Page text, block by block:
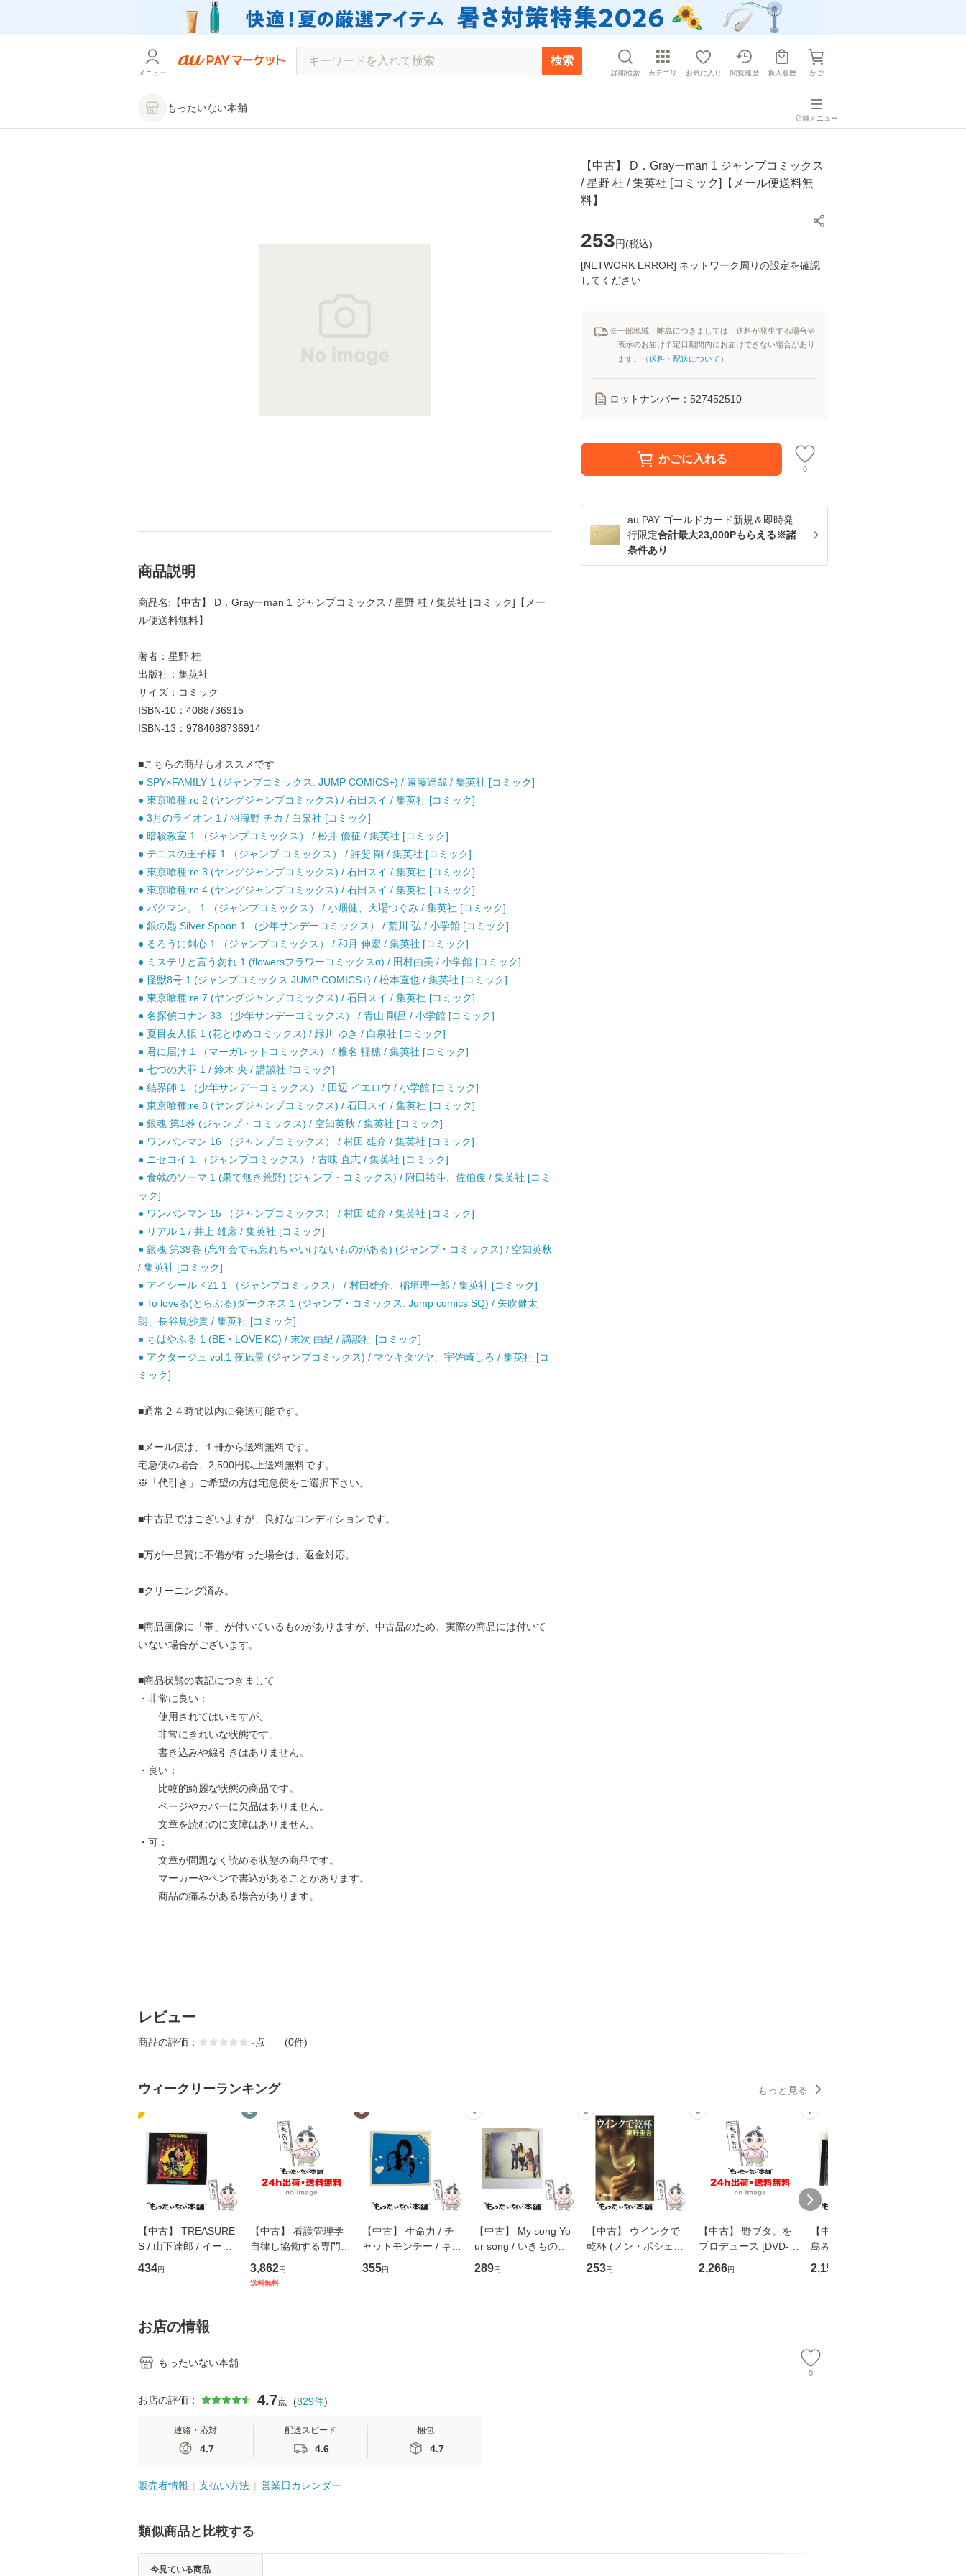
メニュー
検索
詳細検索 カテゴリ お気に入り 閲覧履歴 購入履歴 かご
もったいない本舗
店舗メニュー
【中古】 D．Grayーman 1 ジャンプコミックス
/ 星野 桂 / 集英社 [コミック]【メール便送料無
料】
253円(税込)
[NETWORK ERROR] ネットワーク周りの設定を確認
してください
※一部地域・離島につきましては、送料が発生する場合や
表示のお届け予定日期間内にお届けできない場合があり
ます。（送料・配送について ）
ロットナンバー： 527452510
かごに入れる
0
au PAY ゴールドカード新規＆即時発
行限定合計最大23,000Pもらえる※諸
条件あり
商品説明
商品名:【中古】 D．Grayーman 1 ジャンプコミックス / 星野 桂 / 集英社 [コミック]【メー
ル便送料無料】
著者：星野 桂
出版社：集英社
サイズ：コミック
ISBN-10：4088736915
ISBN-13：9784088736914
■こちらの商品もオススメです
● SPY×FAMILY 1 (ジャンプコミックス. JUMP COMICS+) / 遠藤達哉 / 集英社 [コミック]
● 東京喰種:re 2 (ヤングジャンプコミックス) / 石田スイ / 集英社 [コミック]
● 3月のライオン 1 / 羽海野 チカ / 白泉社 [コミック]
● 暗殺教室 1 （ジャンプコミックス） / 松井 優征 / 集英社 [コミック]
● テニスの王子様 1 （ジャンプ コミックス） / 許斐 剛 / 集英社 [コミック]
● 東京喰種:re 3 (ヤングジャンプコミックス) / 石田スイ / 集英社 [コミック]
● 東京喰種:re 4 (ヤングジャンプコミックス) / 石田スイ / 集英社 [コミック]
● バクマン。 1 （ジャンプコミックス） / 小畑健、大場つぐみ / 集英社 [コミック]
● 銀の匙 Silver Spoon 1 （少年サンデーコミックス） / 荒川 弘 / 小学館 [コミック]
● るろうに剣心 1 （ジャンプコミックス） / 和月 伸宏 / 集英社 [コミック]
● ミステリと言う勿れ 1 (flowersフラワーコミックスα) / 田村由美 / 小学館 [コミック]
● 怪獣8号 1 (ジャンプコミックス JUMP COMICS+) / 松本直也 / 集英社 [コミック]
● 東京喰種:re 7 (ヤングジャンプコミックス) / 石田スイ / 集英社 [コミック]
● 名探偵コナン 33 （少年サンデーコミックス） / 青山 剛昌 / 小学館 [コミック]
● 夏目友人帳 1 (花とゆめコミックス) / 緑川 ゆき / 白泉社 [コミック]
● 君に届け 1 （マーガレットコミックス） / 椎名 軽穂 / 集英社 [コミック]
● 七つの大罪 1 / 鈴木 央 / 講談社 [コミック]
● 結界師 1 （少年サンデーコミックス） / 田辺 イエロウ / 小学館 [コミック]
● 東京喰種:re 8 (ヤングジャンプコミックス) / 石田スイ / 集英社 [コミック]
● 銀魂 第1巻 (ジャンプ・コミックス) / 空知英秋 / 集英社 [コミック]
● ワンパンマン 16 （ジャンプコミックス） / 村田 雄介 / 集英社 [コミック]
● ニセコイ 1 （ジャンプコミックス） / 古味 直志 / 集英社 [コミック]
● 食戟のソーマ 1 (果て無き荒野) (ジャンプ・コミックス) / 附田祐斗、佐伯俊 / 集英社 [コミ
ック]
● ワンパンマン 15 （ジャンプコミックス） / 村田 雄介 / 集英社 [コミック]
● リアル 1 / 井上 雄彦 / 集英社 [コミック]
● 銀魂 第39巻 (忘年会でも忘れちゃいけないものがある) (ジャンプ・コミックス) / 空知英秋
/ 集英社 [コミック]
● アイシールド21 1 （ジャンプコミックス） / 村田雄介、稲垣理一郎 / 集英社 [コミック]
● To loveる(とらぶる)ダークネス 1 (ジャンプ・コミックス. Jump comics SQ) / 矢吹健太
朗、長谷見沙貴 / 集英社 [コミック]
● ちはやふる 1 (BE・LOVE KC) / 末次 由紀 / 講談社 [コミック]
● アクタージュ vol.1 夜凪景 (ジャンプコミックス) / マツキタツヤ、宇佐崎しろ / 集英社 [コ
ミック]
■通常２４時間以内に発送可能です。
■メール便は、１冊から送料無料です。
宅急便の場合、2,500円以上送料無料です。
※「代引き」ご希望の方は宅急便をご選択下さい。
■中古品ではございますが、良好なコンディションです。
■万が一品質に不備が有った場合は、返金対応。
■クリーニング済み。
■商品画像に「帯」が付いているものがありますが、中古品のため、実際の商品には付いて
いない場合がございます。
■商品状態の表記につきまして
・非常に良い：
使用されてはいますが、
非常にきれいな状態です。
書き込みや線引きはありません。
・良い：
比較的綺麗な状態の商品です。
ページやカバーに欠品はありません。
文章を読むのに支障はありません。
・可：
文章が問題なく読める状態の商品です。
マーカーやペンで書込があることがあります。
商品の痛みがある場合があります。
レビュー
商品の評価： -点 (0件)
ウィークリーランキング もっと見る
1
【中古】 TREASURE
S / 山下達郎 / イース
トウエスト・ジャパン
[CD]【メール便送料無
434円
2
【中古】 看護管理学
自律し協働する専門職
の看護マネジメントス
キル 改訂第3版 (看護
3,862円
送料無料
3
【中古】 生命力 / チ
ャットモンチー / キュ
ーンレコード [CD]
【メール便送料無料】
355円
4
【中古】 My song Yo
ur song / いきものが
かり / [CD]【メール便
送料無料】
289円
5
【中古】 ウインクで
乾杯 (ノン・ポシェッ
ト) / 東野圭吾 / 祥伝
社 [文庫]【メール便送
253円
6
【中古】 野ブタ。を
プロデュース [DVD-B
OX] / バップ [DVD]
【メール便送料無料】
2,266円
7
【中古】 寒水魚 / 中
島みゆき / [CD]【メー
ル便送料無料】
2,150
お店の情報
もったいない本舗
0
お店の評価： 4.7点 (829件)
連絡・応対
4.7
配送スピード
4.6
梱包
4.7
販売者情報 支払い方法 営業日カレンダー
類似商品と比較する
今見ている商品